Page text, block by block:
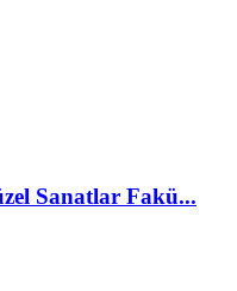
Sanatlar Fakü...